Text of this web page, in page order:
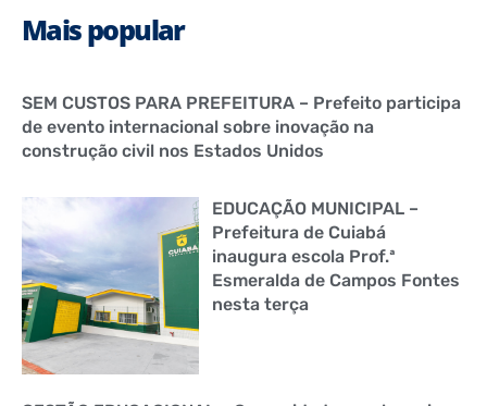
Mais popular
SEM CUSTOS PARA PREFEITURA – Prefeito participa
de evento internacional sobre inovação na
construção civil nos Estados Unidos
EDUCAÇÃO MUNICIPAL –
Prefeitura de Cuiabá
inaugura escola Prof.ª
Esmeralda de Campos Fontes
nesta terça